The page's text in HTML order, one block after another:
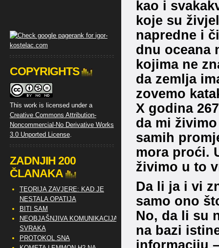
kao i
koje su
napredne i
dnu oceana
kojima ne
da zemlja
zovemo
X godina
da mi
samih
mora proći.
živimo u to
Da li ja i vi
samo ono
No, da li su
na bazi
COPYRIGHTS
This work is licensed under a
Creative Commons Attribution-
Noncommercial-No Derivative Works
3.0 Unported License.
ZADNJIH 200
ČLANAKA
TEORIJA ZAVJERE: KAD JE
NESTALA OPATIJA
BITI SAM
NEOBJAŠNJIVA KOMUNIKACIJA
SVRAKA
PROTOKOL SNA